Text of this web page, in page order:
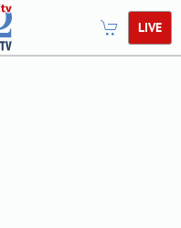
LIVE